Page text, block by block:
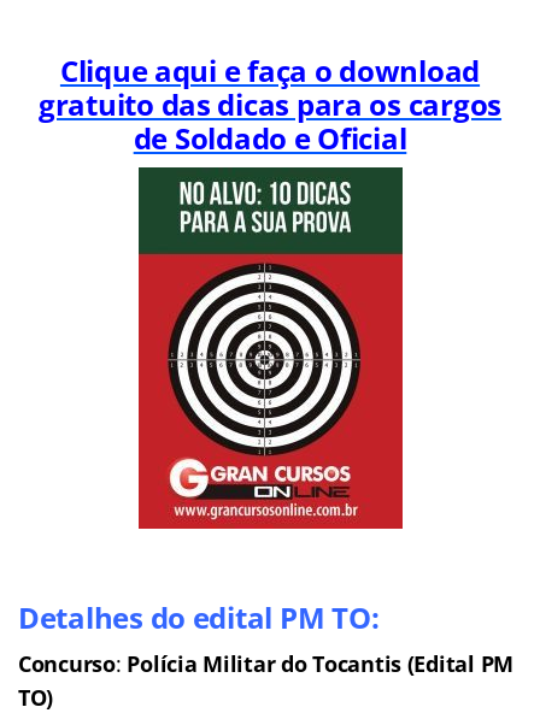
Clique aqui e faça o download
gratuito das dicas para os cargos
de Soldado e Oficial
Detalhes do edital PM TO:
Concurso: Polícia Militar do Tocantis (Edital PM
TO)